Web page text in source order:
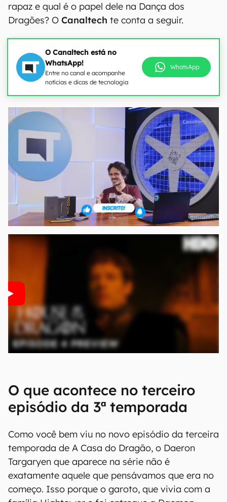
rapaz e qual é o papel dele na Dança dos
Dragões? O Canaltech te conta a seguir.
O Canaltech está no
WhatsApp!
Entre no canal e acompanhe
notícias e dicas de tecnologia
WhatsApp
O que acontece no terceiro
episódio da 3ª temporada
Como você bem viu no novo episódio da terceira
temporada de A Casa do Dragão, o Daeron
Targaryen que aparece na série não é
exatamente aquele que pensávamos que era no
começo. Isso porque o garoto, que vivia com a